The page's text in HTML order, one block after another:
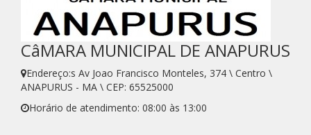
CâMARA MUNICIPAL DE ANAPURUS
Endereço:s Av Joao Francisco Monteles, 374 \ Centro \
ANAPURUS - MA \ CEP: 65525000
Horário de atendimento: 08:00 às 13:00